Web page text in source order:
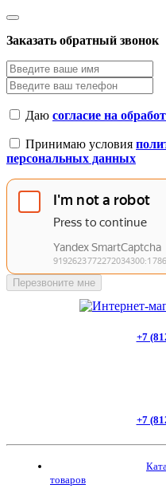
Заказать обратный звонок
Даю согласие на
Принимаю условия
персональных данных
Перезвоните мне
+7
+7
товаров